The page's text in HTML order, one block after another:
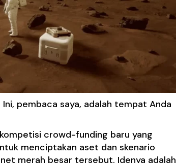
pembaca saya, adalah tempat Anda
kompetisi crowd-funding baru yang
menciptakan aset dan skenario
merah besar tersebut. Idenya adalah